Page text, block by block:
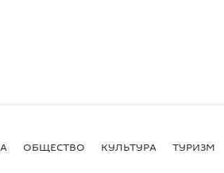
ОБЩЕСТВО КУЛЬТУРА ТУРИЗМ